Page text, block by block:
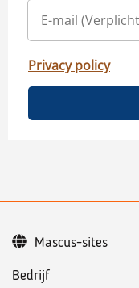
Privacy policy
Bedrijf
Mascus-sites